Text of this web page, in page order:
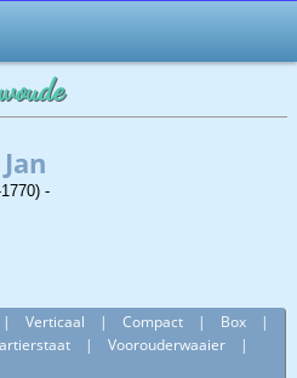
-
Verticaal |Compact | Box |
|Voorouderwaaier |